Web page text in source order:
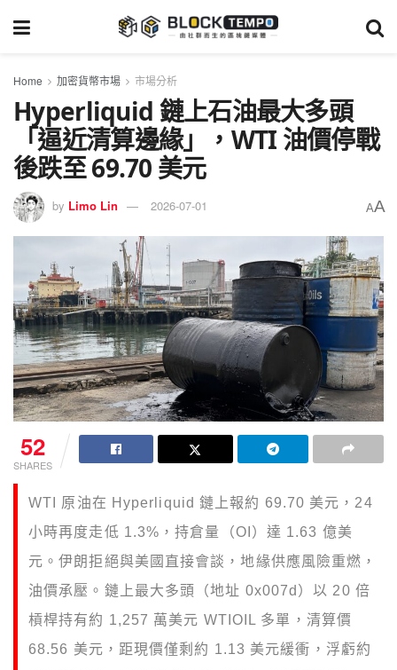
Home 加密貨幣市場 市場分析
Hyperliquid 鏈上石油最大多頭
「逼近清算邊緣」，WTI 油價停戰
後跌至 69.70 美元
by Limo Lin 2026-07-01 AA
52
SHARES
WTI 原油在 Hyperliquid 鏈上報約 69.70 美元，24
小時再度走低 1.3%，持倉量（OI）達 1.63 億美
元。伊朗拒絕與美國直接會談，地緣供應風險重燃，
油價承壓。鏈上最大多頭（地址 0x007d）以 20 倍
槓桿持有約 1,257 萬美元 WTIOIL 多單，清算價
68.56 美元，距現價僅剩約 1.13 美元緩衝，浮虧約